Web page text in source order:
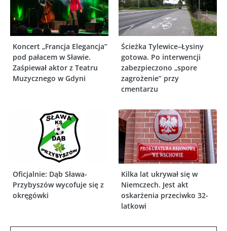
Koncert „Francja Elegancja”
pod pałacem w Sławie.
Zaśpiewał aktor z Teatru
Muzycznego w Gdyni
Ścieżka Tylewice–Łysiny
gotowa. Po interwencji
zabezpieczono „spore
zagrożenie” przy
cmentarzu
Oficjalnie: Dąb Sława-
Przybyszów wycofuje się z
okręgówki
Kilka lat ukrywał się w
Niemczech. Jest akt
oskarżenia przeciwko 32-
latkowi